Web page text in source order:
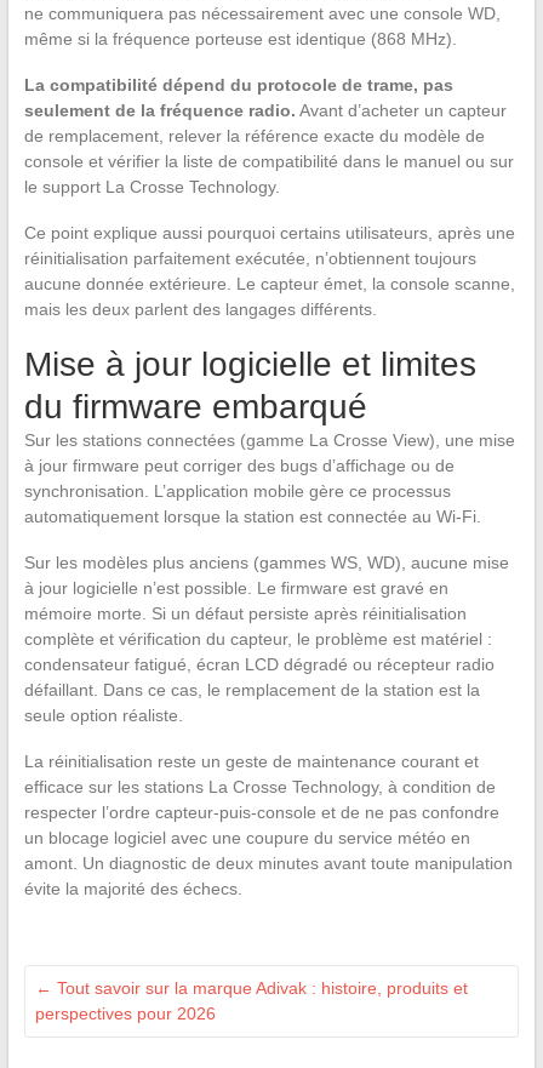
ne communiquera pas nécessairement avec une console WD,
même si la fréquence porteuse est identique (868 MHz).
La compatibilité dépend du protocole de trame, pas
seulement de la fréquence radio. Avant d’acheter un capteur
de remplacement, relever la référence exacte du modèle de
console et vérifier la liste de compatibilité dans le manuel ou sur
le support La Crosse Technology.
Ce point explique aussi pourquoi certains utilisateurs, après une
réinitialisation parfaitement exécutée, n’obtiennent toujours
aucune donnée extérieure. Le capteur émet, la console scanne,
mais les deux parlent des langages différents.
Mise à jour logicielle et limites
du firmware embarqué
Sur les stations connectées (gamme La Crosse View), une mise
à jour firmware peut corriger des bugs d’affichage ou de
synchronisation. L’application mobile gère ce processus
automatiquement lorsque la station est connectée au Wi-Fi.
Sur les modèles plus anciens (gammes WS, WD), aucune mise
à jour logicielle n’est possible. Le firmware est gravé en
mémoire morte. Si un défaut persiste après réinitialisation
complète et vérification du capteur, le problème est matériel :
condensateur fatigué, écran LCD dégradé ou récepteur radio
défaillant. Dans ce cas, le remplacement de la station est la
seule option réaliste.
La réinitialisation reste un geste de maintenance courant et
efficace sur les stations La Crosse Technology, à condition de
respecter l’ordre capteur-puis-console et de ne pas confondre
un blocage logiciel avec une coupure du service météo en
amont. Un diagnostic de deux minutes avant toute manipulation
évite la majorité des échecs.
← Tout savoir sur la marque Adivak : histoire, produits et
perspectives pour 2026